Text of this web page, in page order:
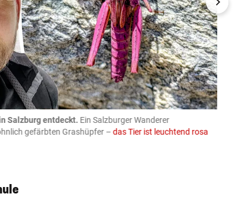
Salzburg entdeckt. Ein Salzburger Wanderer
gefärbten Grashüpfer – das Tier ist leuchtend rosa